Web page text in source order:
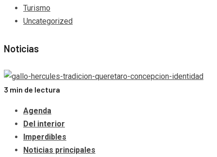
Turismo
Uncategorized
Noticias
3 min de lectura
Agenda
Del interior
Imperdibles
Noticias principales